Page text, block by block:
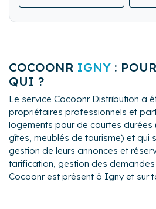
Nous lavons, repassons et
COCOONR IGNY :
QUI ?
Le service Cocoonr Distribution a
propriétaires professionnels et
logements pour de courtes durées
gîtes, meublés de tourisme) et qui
gestion de leurs annonces et
tarification, gestion des demandes
Cocoonr est présent à Igny et sur